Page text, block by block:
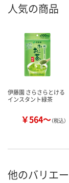
人気の商品
伊藤園 さらさらとける
インスタント緑茶
￥564～（税込）
他のバリエ